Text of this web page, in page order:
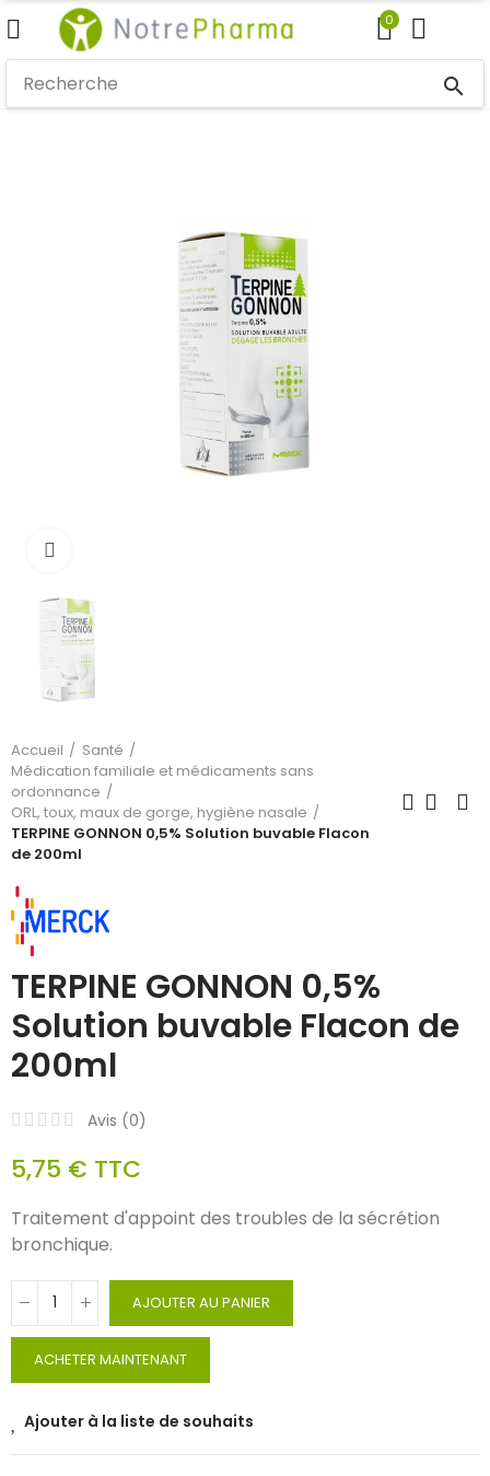
0
search
Accueil
Santé
Médication familiale et médicaments sans
ordonnance
ORL, toux, maux de gorge, hygiène nasale
TERPINE GONNON 0,5% Solution buvable Flacon
de 200ml
TERPINE GONNON 0,5%
Solution buvable Flacon de
200ml
Avis (0)
5,75 € TTC
Traitement d'appoint des troubles de la sécrétion
bronchique.
AJOUTER AU PANIER
ACHETER MAINTENANT
Ajouter à la liste de souhaits